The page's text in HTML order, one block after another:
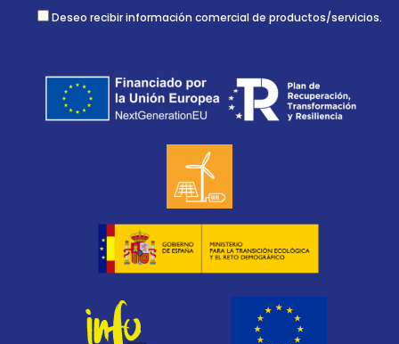
Deseo recibir información comercial de productos/servicios.